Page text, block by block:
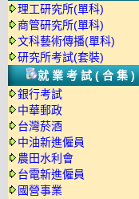
理工研究所(單科)
商管研究所(單科)
文科藝術傳播(單科)
研究所考試(套裝)
就業考試(合集)
銀行考試
中華郵政
台灣菸酒
中油新進僱員
農田水利會
台電新進僱員
國營事業